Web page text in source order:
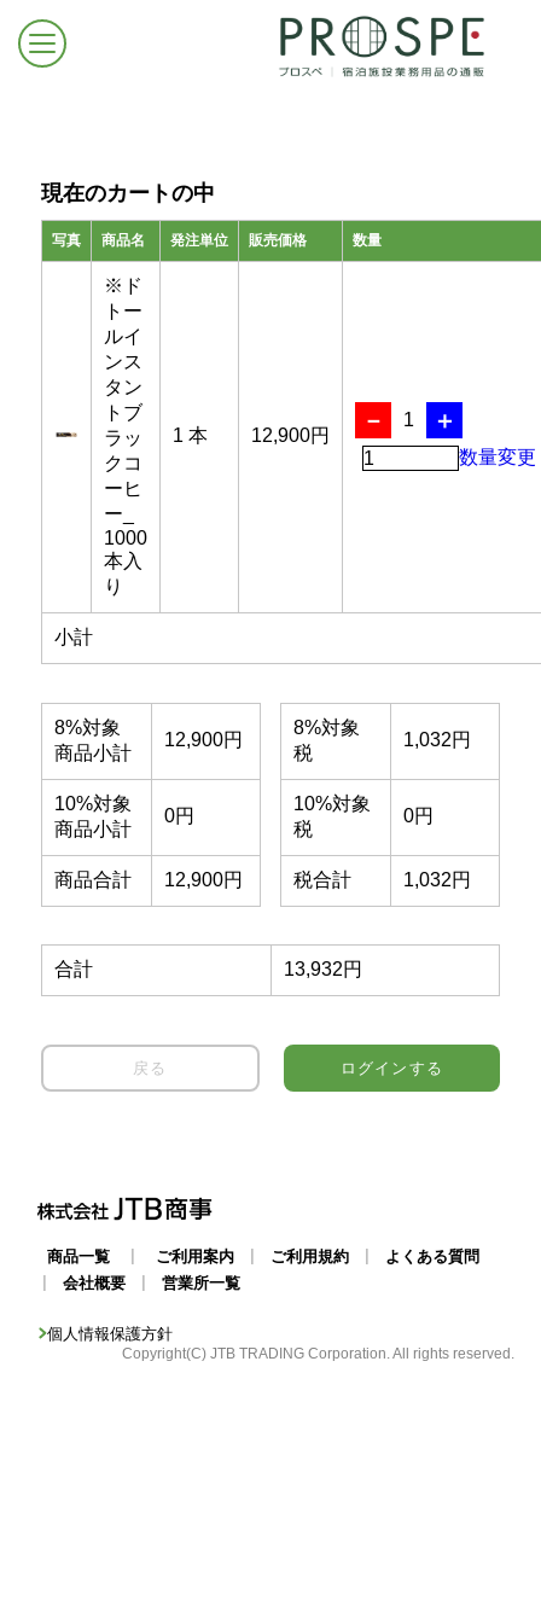
現在のカートの中
写真 商品名 発注単位 販売価格 数量
※ド
トー
ルイ
ンス
タン
トブ
ラッ
クコ
ーヒ
ー_
1000
本入
り
1 本 12,900円
－ 1 ＋
数量変更
小計
8%対象
商品小計
12,900円
10%対象
商品小計
0円
商品合計 12,900円
8%対象
税
1,032円
10%対象
税
0円
税合計 1,032円
合計 13,932円
戻る ログインする
商品一覧 ご利用案内 ご利用規約
よくある質問
会社概要 営業所一覧
個人情報保護方針
Copyright(C) JTB TRADING Corporation. All rights reserved.